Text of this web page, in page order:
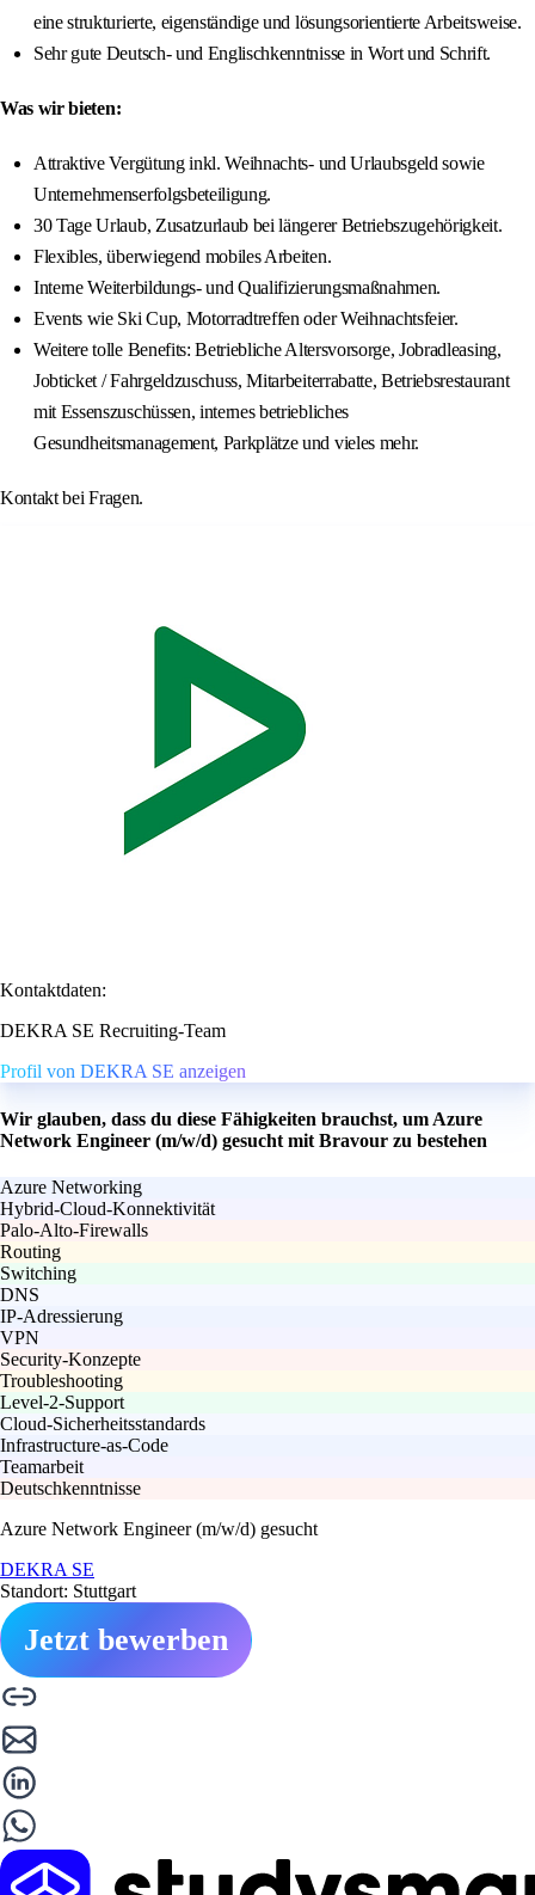
eine strukturierte, eigenständige und lösungsorientierte Arbeitsweise.
Sehr gute Deutsch- und Englischkenntnisse in Wort und Schrift.
Was wir bieten:
Attraktive Vergütung inkl. Weihnachts- und Urlaubsgeld sowie
Unternehmenserfolgsbeteiligung.
30 Tage Urlaub, Zusatzurlaub bei längerer Betriebszugehörigkeit.
Flexibles, überwiegend mobiles Arbeiten.
Interne Weiterbildungs- und Qualifizierungsmaßnahmen.
Events wie Ski Cup, Motorradtreffen oder Weihnachtsfeier.
Weitere tolle Benefits: Betriebliche Altersvorsorge, Jobradleasing,
Jobticket / Fahrgeldzuschuss, Mitarbeiterrabatte, Betriebsrestaurant
mit Essenszuschüssen, internes betriebliches
Gesundheitsmanagement, Parkplätze und vieles mehr.
Kontakt bei Fragen.
Kontaktdaten:
DEKRA SE Recruiting-Team
Profil von DEKRA SE anzeigen
Wir glauben, dass du diese Fähigkeiten brauchst, um Azure
Network Engineer (m/w/d) gesucht mit Bravour zu bestehen
Azure Networking
Hybrid-Cloud-Konnektivität
Palo-Alto-Firewalls
Routing
Switching
DNS
IP-Adressierung
VPN
Security-Konzepte
Troubleshooting
Level-2-Support
Cloud-Sicherheitsstandards
Infrastructure-as-Code
Teamarbeit
Deutschkenntnisse
Azure Network Engineer (m/w/d) gesucht
DEKRA SE
Standort: Stuttgart
Jetzt bewerben